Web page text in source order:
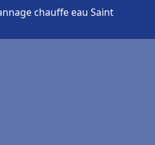
chauffe eau Saint